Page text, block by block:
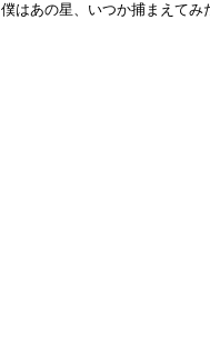
僕はあの星、いつか捕まえてみ